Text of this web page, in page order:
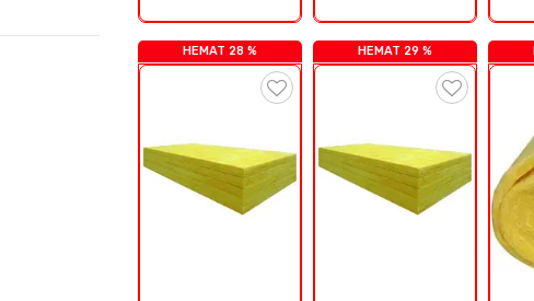
HEMAT 28 % HEMAT 29 %